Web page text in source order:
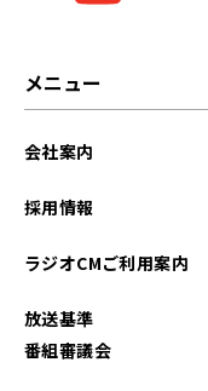
メニュー
会社案内
採用情報
ラジオCMご利用案内
放送基準
番組審議会